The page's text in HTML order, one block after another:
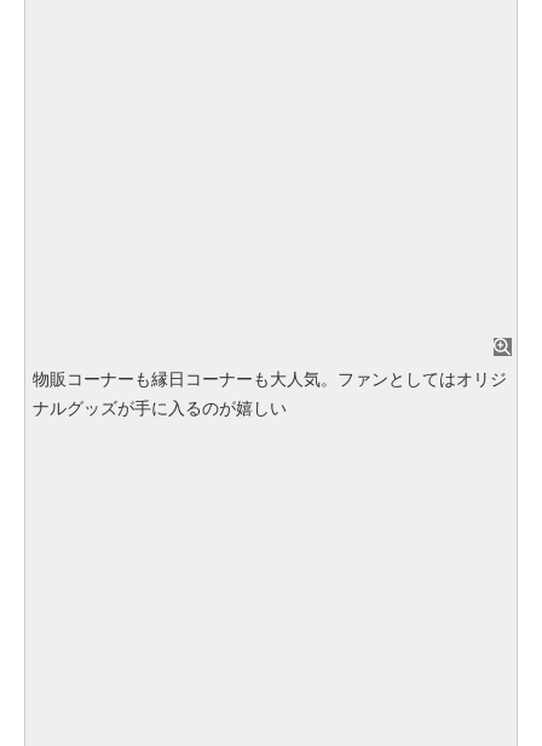
物販コーナーも縁日コーナーも大人気。ファンとしてはオリジ
ナルグッズが手に入るのが嬉しい